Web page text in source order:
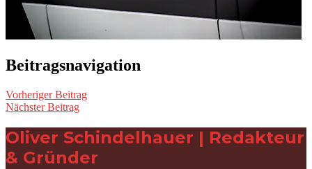
Beitragsnavigation
Vorheriger Beitrag
Nächster Beitrag
Oliver Schindelhauer | Redakteur
& Gründer